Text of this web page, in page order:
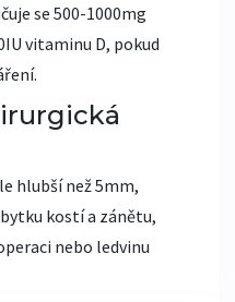
se 500-1000mg
vitaminu D, pokud
hlubší než 5mm,
kostí a zánětu,
nebo ledvinu